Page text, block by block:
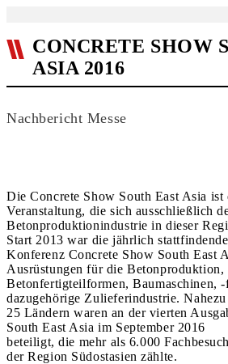
CONCRETE SHOW
ASIA 2016
Nachbericht Messe
Die Concrete Show South East Asia ist
Veranstaltung, die sich ausschließlich
Betonproduktionindustrie in dieser
Start 2013 war die jährlich
Konferenz Concrete Show South East
Ausrüstungen für die
Betonfertigteilformen, Baumaschinen,
dazugehörige Zulieferindustrie.
25 Ländern waren an der vierten
South East Asia im September 2016
beteiligt, die mehr als 6.000
der Region Südostasien zählte.